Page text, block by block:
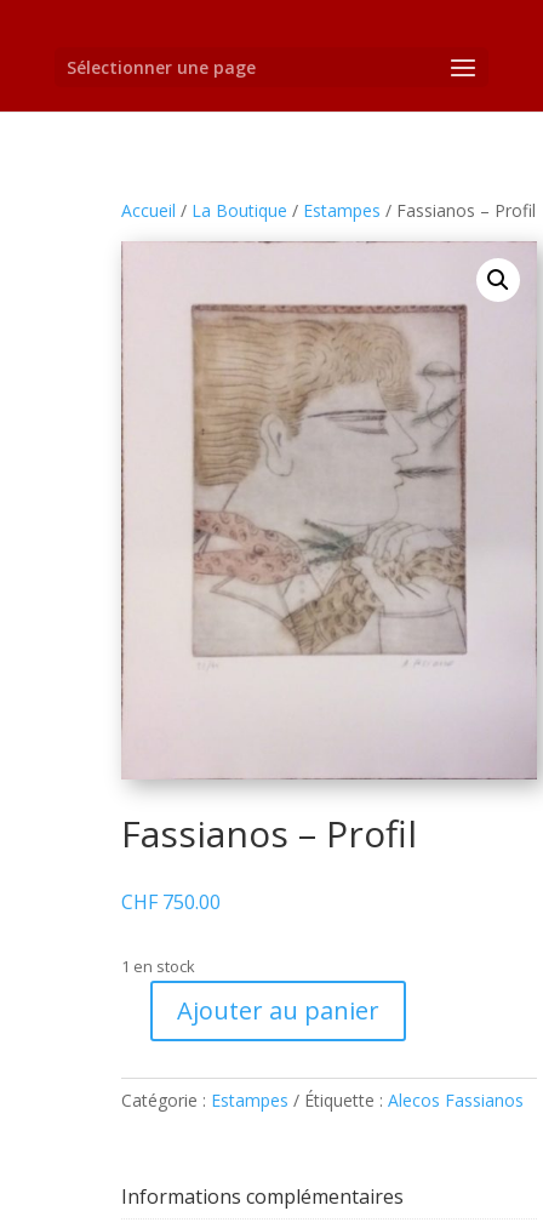
Sélectionner une page
Accueil / La Boutique / Estampes / Fassianos – Profil
Fassianos – Profil
CHF 750.00
1 en stock
quantité
Fassianos
–
Ajouter au panier
Catégorie : Estampes Étiquette : Alecos Fassianos
Informations complémentaires